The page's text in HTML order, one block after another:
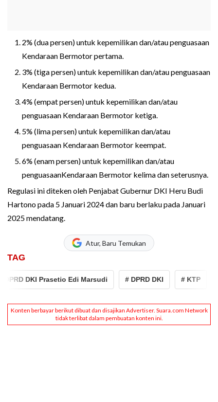
2% (dua persen) untuk kepemilikan dan/atau penguasaan
Kendaraan Bermotor pertama.
3% (tiga persen) untuk kepemilikan dan/atau penguasaan
Kendaraan Bermotor kedua.
4% (empat persen) untuk kepemilikan dan/atau
penguasaan Kendaraan Bermotor ketiga.
5% (lima persen) untuk kepemilikan dan/atau
penguasaan Kendaraan Bermotor keempat.
6% (enam persen) untuk kepemilikan dan/atau
penguasaanKendaraan Bermotor kelima dan seterusnya.
Regulasi ini diteken oleh Penjabat Gubernur DKI Heru Budi
Hartono pada 5 Januari 2024 dan baru berlaku pada Januari
2025 mendatang.
Atur, Baru Temukan
TAG
DKI Prasetio Edi Marsudi # DPRD DKI # KTP